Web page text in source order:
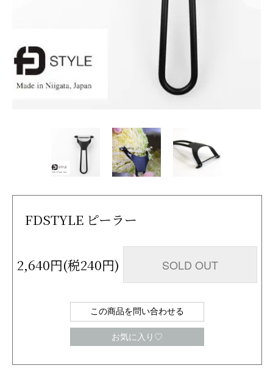
FDSTYLE ピーラー
2,640円(税240円) SOLD OUT
この商品を問い合わせる
お気に入り♡